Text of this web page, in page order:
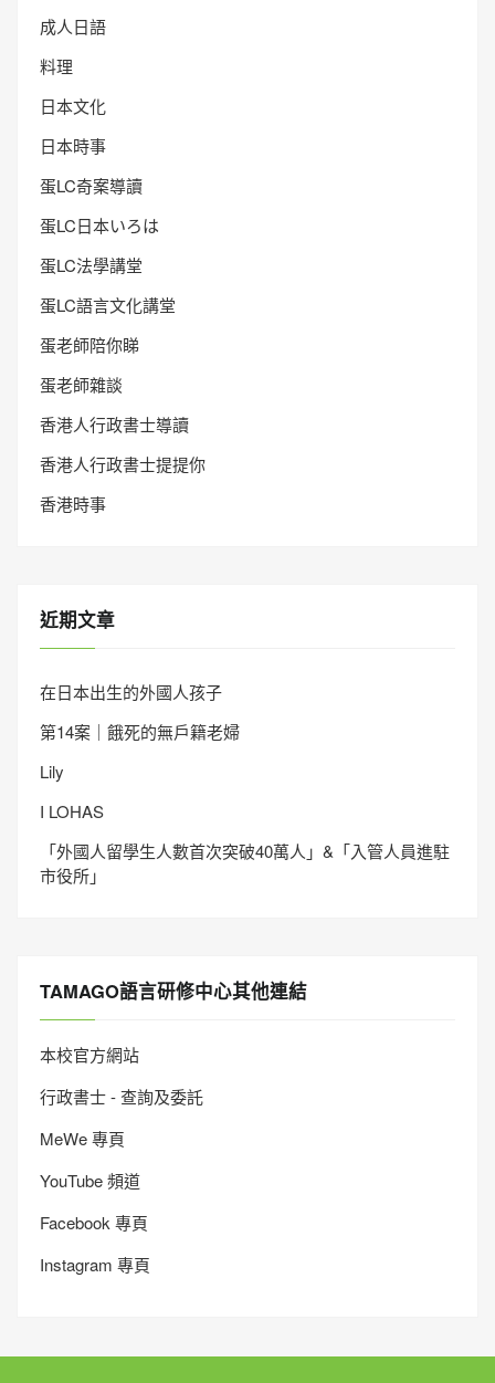
成人日語
料理
日本文化
日本時事
蛋LC奇案導讀
蛋LC日本いろは
蛋LC法學講堂
蛋LC語言文化講堂
蛋老師陪你睇
蛋老師雜談
香港人行政書士導讀
香港人行政書士提提你
香港時事
近期文章
在日本出生的外國人孩子
第14案｜餓死的無戶籍老婦
Lily
I LOHAS
「外國人留學生人數首次突破40萬人」&「入管人員進駐
市役所」
TAMAGO語言研修中心其他連結
本校官方網站
行政書士 - 查詢及委託
MeWe 專頁
YouTube 頻道
Facebook 專頁
Instagram 專頁